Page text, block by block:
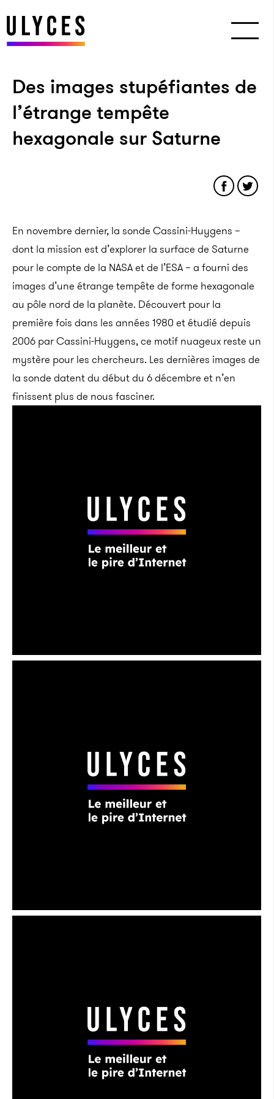
Des images stupéfiantes de
l’étrange tempête
hexagonale sur Saturne
En novembre dernier, la sonde Cassini-Huygens –
dont la mission est d’explorer la surface de Saturne
pour le compte de la NASA et de l’ESA – a fourni des
images d’une étrange tempête de forme hexagonale
au pôle nord de la planète. Découvert pour la
première fois dans les années 1980 et étudié depuis
2006 par Cassini-Huygens, ce motif nuageux reste un
mystère pour les chercheurs. Les dernières images de
la sonde datent du début du 6 décembre et n’en
finissent plus de nous fasciner.